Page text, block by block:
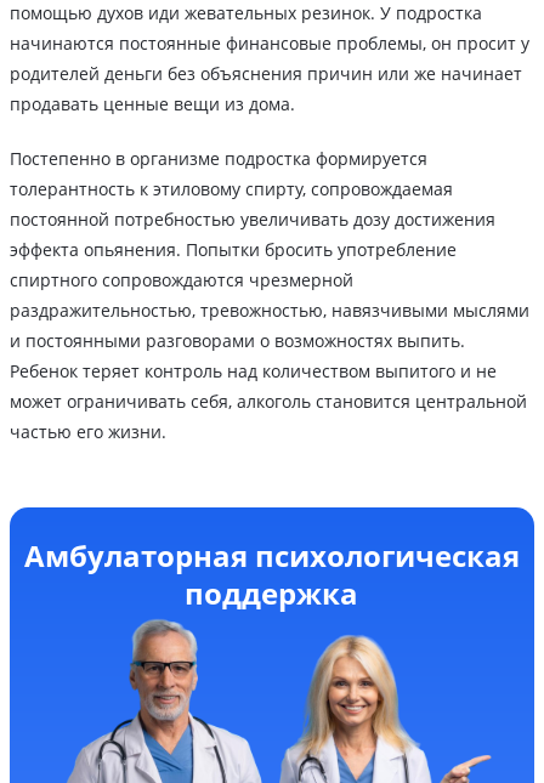
помощью духов иди жевательных резинок. У подростка
начинаются постоянные финансовые проблемы, он просит у
родителей деньги без объяснения причин или же начинает
продавать ценные вещи из дома.
Постепенно в организме подростка формируется
толерантность к этиловому спирту, сопровождаемая
постоянной потребностью увеличивать дозу достижения
эффекта опьянения. Попытки бросить употребление
спиртного сопровождаются чрезмерной
раздражительностью, тревожностью, навязчивыми мыслями
и постоянными разговорами о возможностях выпить.
Ребенок теряет контроль над количеством выпитого и не
может ограничивать себя, алкоголь становится центральной
частью его жизни.
Амбулаторная психологическая
поддержка